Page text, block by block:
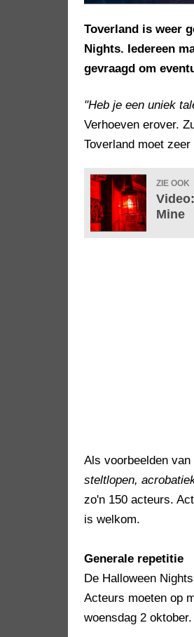
Toverland is weer
Nights. Iedereen
gevraagd om
"Heb je een uniek
Verhoeven erover.
Toverland moet
ZIE OOK
Mine
Als voorbeelden van
steltlopen,
zo'n 150 acteurs.
is welkom.
Generale repetitie
De Halloween
Acteurs moeten op
woensdag 2 oktober.